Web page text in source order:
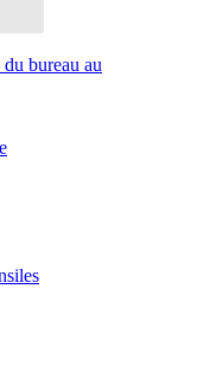
bureau au